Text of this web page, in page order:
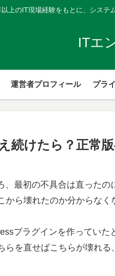
上のIT現場経験をもとに、システ
ITエ
運営者プロフィール プラ
続けたら？正常
、最初の不具合は直ったの
から壊れたのか分からなく
プラグインを作っていた
らを直せばこちらが壊れ